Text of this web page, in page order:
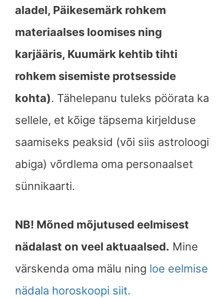
aladel, Päikesemärk rohkem
materiaalses loomises ning
karjääris, Kuumärk kehtib tihti
rohkem sisemiste protsesside
kohta). Tähelepanu tuleks pöörata ka
sellele, et kõige täpsema kirjelduse
saamiseks peaksid (või siis astroloogi
abiga) võrdlema oma personaalset
sünnikaarti.
NB! Mõned mõjutused eelmisest
nädalast on veel aktuaalsed. Mine
värskenda oma mälu ning loe eelmise
nädala horoskoopi siit.